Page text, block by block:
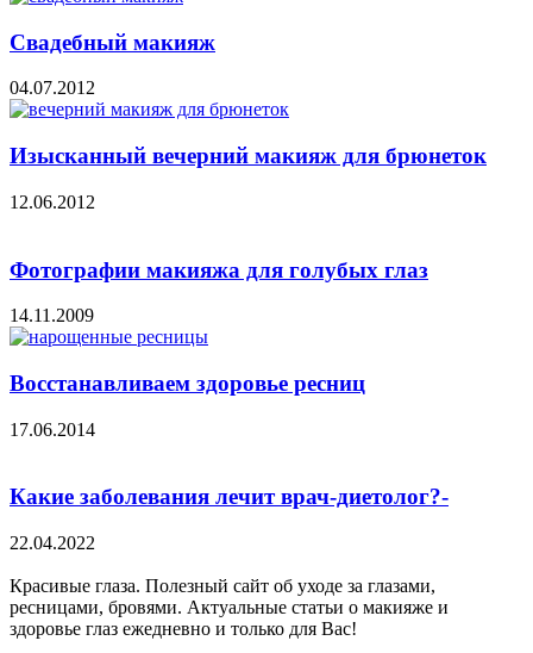
Свадебный макияж
04.07.2012
Изысканный вечерний макияж для брюнеток
12.06.2012
Фотографии макияжа для голубых глаз
14.11.2009
Восстанавливаем здоровье ресниц
17.06.2014
Какие заболевания лечит врач-диетолог?-
22.04.2022
Красивые глаза. Полезный сайт об уходе за глазами,
ресницами, бровями. Актуальные статьи о макияже и
здоровье глаз ежедневно и только для Вас!